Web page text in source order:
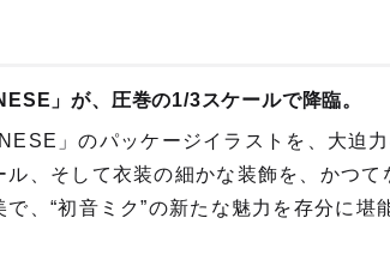
」が、圧巻の1/3スケールで降臨。
」のパッケージイラストを、大迫
、そして衣装の細かな装飾を、かつて
、“初音ミク”の新たな魅力を存分に堪